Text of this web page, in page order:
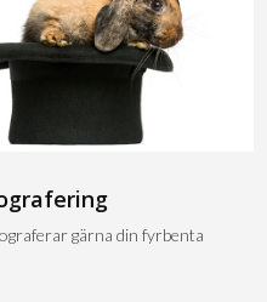
gärna din fyrbenta